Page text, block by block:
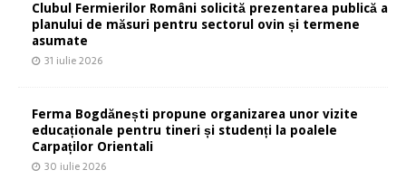
Clubul Fermierilor Români solicită prezentarea publică a
planului de măsuri pentru sectorul ovin și termene
asumate
31 iulie 2026
Ferma Bogdănești propune organizarea unor vizite
educaționale pentru tineri și studenți la poalele
Carpaților Orientali
30 iulie 2026